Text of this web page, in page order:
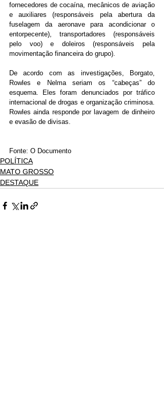
fornecedores de cocaína, mecânicos de aviação
e auxiliares (responsáveis pela abertura da
fuselagem da aeronave para acondicionar o
entorpecente), transportadores (responsáveis
pelo voo) e doleiros (responsáveis pela
movimentação financeira do grupo).
De acordo com as investigações, Borgato,
Rowles e Nelma seriam os “cabeças” do
esquema. Eles foram denunciados por tráfico
internacional de drogas e organização criminosa.
Rowles ainda responde por lavagem de dinheiro
e evasão de divisas.
Fonte: O Documento
POLÍTICA
MATO GROSSO
DESTAQUE